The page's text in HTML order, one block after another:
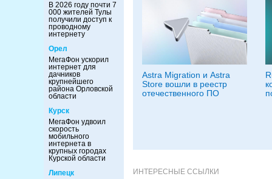
В 2026 году почти 7
000 жителей Тулы
получили доступ к
проводному
интернету
Орел
МегаФон ускорил
интернет для
дачников
крупнейшего
района Орловской
области
Курск
МегаФон удвоил
скорость
мобильного
интернета в
крупных городах
Курской области
Липецк
Astra Migration и Astra
Store вошли в реестр
отечественного ПО
ИНТЕРЕСНЫЕ ССЫЛКИ